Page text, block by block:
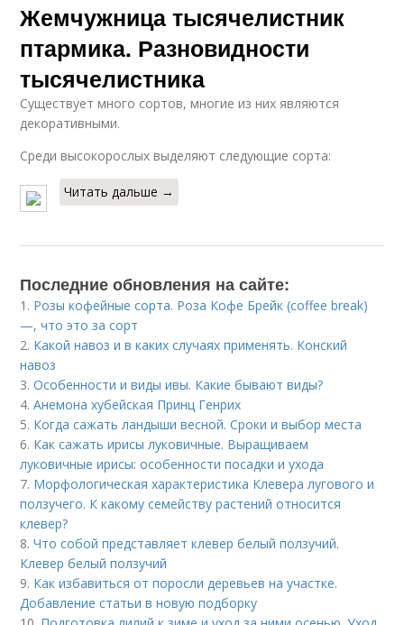
Жемчужница тысячелистник
птармика. Разновидности
тысячелистника
Существует много сортов, многие из них являются
декоративными.
Среди высокорослых выделяют следующие сорта:
Читать дальше →
Последние обновления на сайте:
1. Розы кофейные сорта. Роза Кофе Брейк (coffee break)
—, что это за сорт
2. Какой навоз и в каких случаях применять. Конский
навоз
3.Особенности и виды ивы. Какие бывают виды?
4.Анемона хубейская Принц Генрих
5. Когда сажать ландыши весной. Сроки и выбор места
6. Как сажать ирисы луковичные. Выращиваем
луковичные ирисы: особенности посадки и ухода
7. Морфологическая характеристика Клевера лугового и
ползучего. К какому семейству растений относится
клевер?
8.Что собой представляет клевер белый ползучий.
Клевер белый ползучий
9. Как избавиться от поросли деревьев на участке.
Добавление статьи в новую подборку